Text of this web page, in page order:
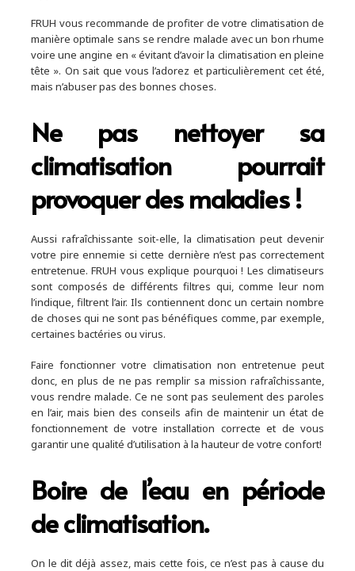
FRUH vous recommande de profiter de votre climatisation de
manière optimale sans se rendre malade avec un bon rhume
voire une angine en « évitant d’avoir la climatisation en pleine
tête ». On sait que vous l’adorez et particulièrement cet été,
mais n’abuser pas des bonnes choses.
Ne pas nettoyer sa
climatisation pourrait
provoquer des maladies !
Aussi rafraîchissante soit-elle, la climatisation peut devenir
votre pire ennemie si cette dernière n’est pas correctement
entretenue. FRUH vous explique pourquoi ! Les climatiseurs
sont composés de différents filtres qui, comme leur nom
l’indique, filtrent l’air. Ils contiennent donc un certain nombre
de choses qui ne sont pas bénéfiques comme, par exemple,
certaines bactéries ou virus.
Faire fonctionner votre climatisation non entretenue peut
donc, en plus de ne pas remplir sa mission rafraîchissante,
vous rendre malade. Ce ne sont pas seulement des paroles
en l’air, mais bien des conseils afin de maintenir un état de
fonctionnement de votre installation correcte et de vous
garantir une qualité d’utilisation à la hauteur de votre confort!
Boire de l’eau en période
de climatisation.
On le dit déjà assez, mais cette fois, ce n’est pas à cause du